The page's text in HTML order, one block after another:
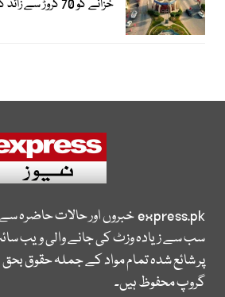
خزانے کو 70 کروڑ سے زائد کا نقصان
express.pkخبروں اور حالات حاضرہ
سب سے زیادہ وزٹ کی جانے والی ویب
پر شائع شدہ تمام مواد کے جملہ حقوق
گروپ محفوظ ہیں۔